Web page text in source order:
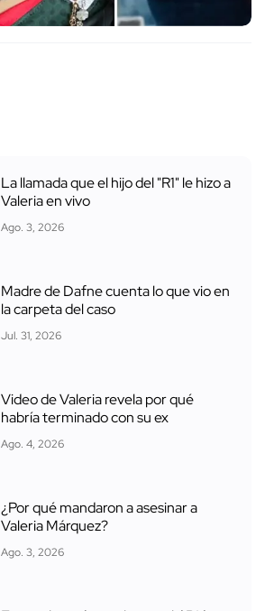
La llamada que el hijo del "R1" le hizo a
Valeria en vivo
Ago. 3, 2026
Madre de Dafne cuenta lo que vio en
la carpeta del caso
Jul. 31, 2026
Video de Valeria revela por qué
habría terminado con su ex
Ago. 4, 2026
¿Por qué mandaron a asesinar a
Valeria Márquez?
Ago. 3, 2026